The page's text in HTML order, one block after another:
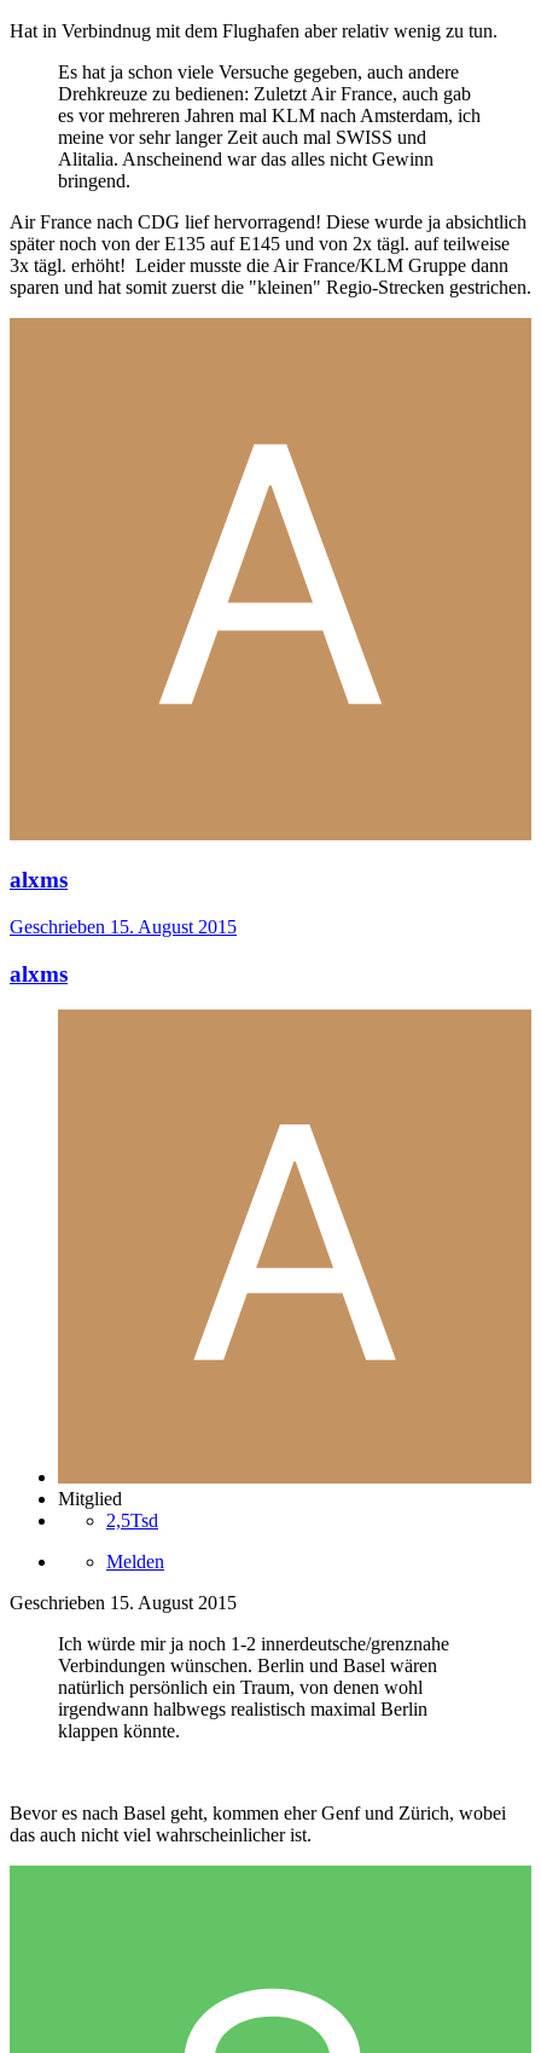
Hat in Verbindnug mit dem Flughafen aber relativ wenig zu tun.
Es hat ja schon viele Versuche gegeben, auch andere
Drehkreuze zu bedienen: Zuletzt Air France, auch gab
es vor mehreren Jahren mal KLM nach Amsterdam, ich
meine vor sehr langer Zeit auch mal SWISS und
Alitalia. Anscheinend war das alles nicht Gewinn
bringend.
Air France nach CDG lief hervorragend! Diese wurde ja absichtlich
später noch von der E135 auf E145 und von 2x tägl. auf teilweise
3x tägl. erhöht! Leider musste die Air France/KLM Gruppe dann
sparen und hat somit zuerst die "kleinen" Regio-Strecken gestrichen.
alxms
Geschrieben 15. August 2015
alxms
Mitglied
2,5Tsd
Melden
Geschrieben 15. August 2015
Ich würde mir ja noch 1-2 innerdeutsche/grenznahe
Verbindungen wünschen. Berlin und Basel wären
natürlich persönlich ein Traum, von denen wohl
irgendwann halbwegs realistisch maximal Berlin
klappen könnte.
Bevor es nach Basel geht, kommen eher Genf und Zürich, wobei
das auch nicht viel wahrscheinlicher ist.